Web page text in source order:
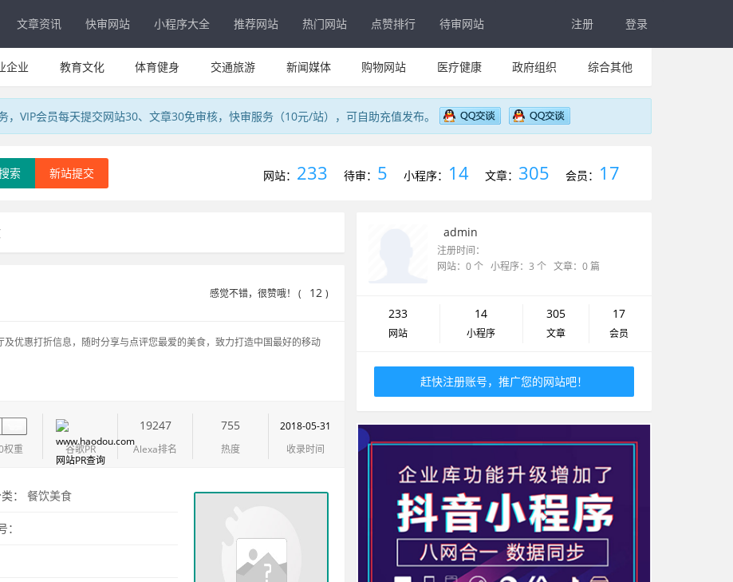
文章资讯 快审网站 小程序大全 推荐网站 热门网站 点赞排行 待审网站 注册 登录
企业 教育文化 体育健身 交通旅游 新闻媒体 购物网站 医疗健康 政府组织 综合其他
VIP会员每天提交网站30、文章30免审核，快审服务（10元/站），可自助充值发布。
新站提交
索 网站： 233 待审： 5 小程序： 14 文章： 305 会员： 17
感觉不错，很赞哦！ ( 12 )
优惠打折信息，随时分享与点评您最爱的美食，致力打造中国最好的移动
权重 谷歌PR
19247
Alexa排名
755
热度
2018-05-31
收录时间
： 餐饮美食
admin
注册时间：
网站：0 个 小程序：3 个 文章：0 篇
233
网站
14
小程序
305
文章
17
会员
赶快注册账号，推广您的网站吧！